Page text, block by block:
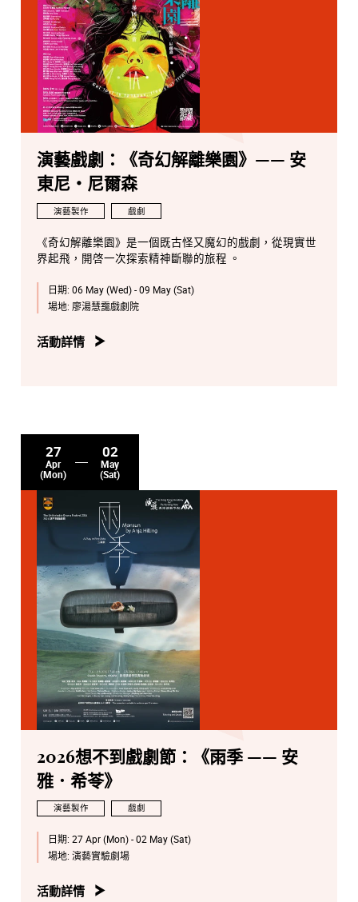
演藝戲劇：《奇幻解離樂園》—— 安
東尼‧尼爾森
演藝製作 戲劇
《奇幻解離樂園》是一個既古怪又魔幻的戲劇，從現實世
界起飛，開啓一次探索精神斷聯的旅程 。
日期: 06 May (Wed) - 09 May (Sat)
場地: 廖湯慧靄戲劇院
活動詳情
27
Apr
(Mon)
02
May
(Sat)
2026想不到戲劇節：《⾬季 —— 安
雅．希苓》
演藝製作 戲劇
日期: 27 Apr (Mon) - 02 May (Sat)
場地: 演藝實驗劇場
活動詳情